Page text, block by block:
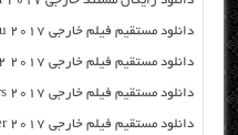
دانلود مستقیم فیلم خارجی OK Jaanu 2017 از سرور سایت
دانلود مستقیم فیلم خارجی John Wick: Chapter 2 2017 از سرور سایت
دانلود مستقیم فیلم خارجی Cross Wars 2017 از سرور سایت
دانلود مستقیم فیلم خارجی Fifty Shades Darker 2017 از سرور سایت